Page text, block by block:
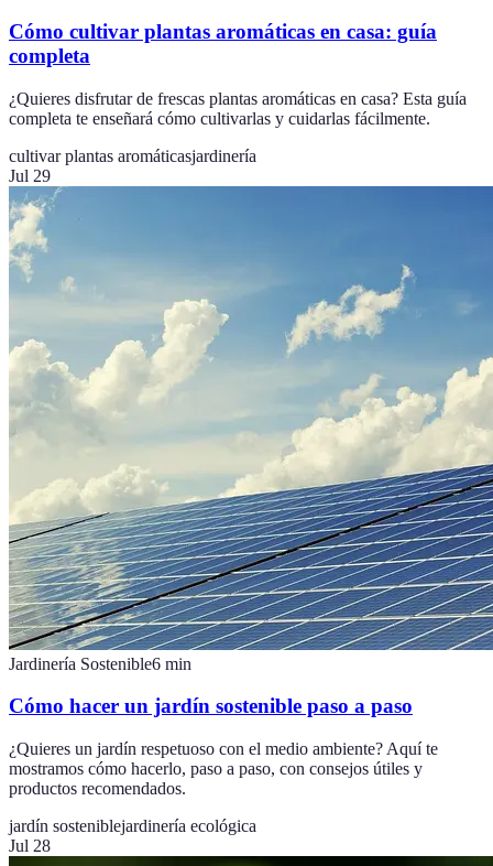
Cómo cultivar plantas aromáticas en casa: guía
completa
¿Quieres disfrutar de frescas plantas aromáticas en casa? Esta guía
completa te enseñará cómo cultivarlas y cuidarlas fácilmente.
cultivar plantas aromáticasjardinería
Jul 29
Jardinería Sostenible6 min
Cómo hacer un jardín sostenible paso a paso
¿Quieres un jardín respetuoso con el medio ambiente? Aquí te
mostramos cómo hacerlo, paso a paso, con consejos útiles y
productos recomendados.
jardín sosteniblejardinería ecológica
Jul 28